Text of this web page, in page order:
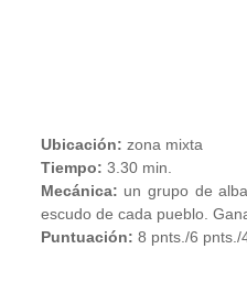
Ubicación: zona mixta
Tiempo: 3.30 min.
Mecánica: un grupo de
escudo de cada pueblo.
Puntuación: 8 pnts./6 pnts./